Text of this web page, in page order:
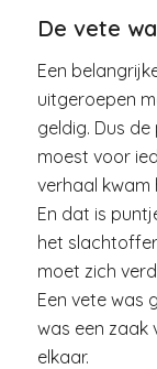
De vete
Een
uitgeroepen
geldig. Dus
moest voor
verhaal kwam
En dat is
het
moet zich
Een vete was
was een zaak
elkaar.